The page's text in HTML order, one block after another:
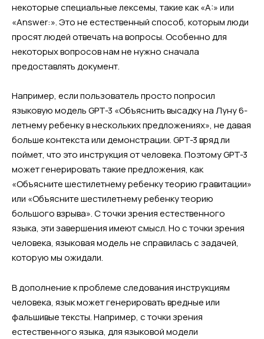
некоторые специальные лексемы, такие как «A:» или
«Answer:». Это не естественный способ, которым люди
просят людей отвечать на вопросы. Особенно для
некоторых вопросов нам не нужно сначала
предоставлять документ.
Например, если пользователь просто попросил
языковую модель GPT-3 «Объяснить высадку на Луну 6-
летнему ребенку в нескольких предложениях», не давая
больше контекста или демонстрации. GPT-3 вряд ли
поймет, что это инструкция от человека. Поэтому GPT-3
может генерировать такие предложения, как
«Объясните шестилетнему ребенку теорию гравитации»
или «Объясните шестилетнему ребенку теорию
большого взрыва». С точки зрения естественного
языка, эти завершения имеют смысл. Но с точки зрения
человека, языковая модель не справилась с задачей,
которую мы ожидали.
В дополнение к проблеме следования инструкциям
человека, язык может генерировать вредные или
фальшивые тексты. Например, с точки зрения
естественного языка, для языковой модели